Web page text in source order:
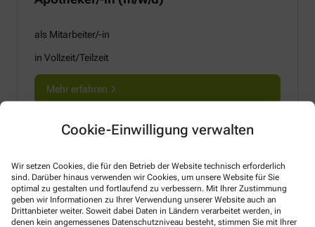
Cookie-Einwilligung verwalten
Wir setzen Cookies, die für den Betrieb der Website technisch erforderlich
sind. Darüber hinaus verwenden wir Cookies, um unsere Website für Sie
optimal zu gestalten und fortlaufend zu verbessern. Mit Ihrer Zustimmung
geben wir Informationen zu Ihrer Verwendung unserer Website auch an
Drittanbieter weiter. Soweit dabei Daten in Ländern verarbeitet werden, in
denen kein angemessenes Datenschutzniveau besteht, stimmen Sie mit Ihrer
als Mitarbeiter/-in
in Vollzeit/Teilzeit
Mehr erfahren